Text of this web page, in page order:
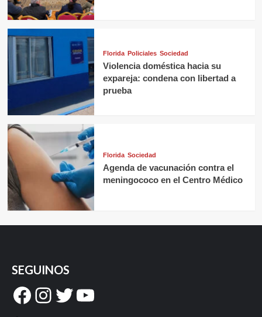
Florida Policiales Sociedad
Violencia doméstica hacia su
expareja: condena con libertad a
prueba
Florida Sociedad
Agenda de vacunación contra el
meningococo en el Centro Médico
SEGUINOS
Facebook
Instagram
Twitter
YouTube